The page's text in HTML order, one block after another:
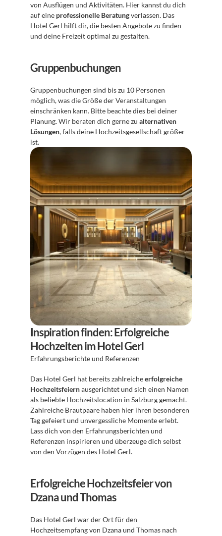
von Ausflügen und Aktivitäten. Hier kannst du dich
auf eine professionelle Beratung verlassen. Das
Hotel Gerl hilft dir, die besten Angebote zu finden
und deine Freizeit optimal zu gestalten.
Gruppenbuchungen
Gruppenbuchungen sind bis zu 10 Personen
möglich, was die Größe der Veranstaltungen
einschränken kann. Bitte beachte dies bei deiner
Planung. Wir beraten dich gerne zu alternativen
Lösungen, falls deine Hochzeitsgesellschaft größer
ist.
Inspiration finden: Erfolgreiche
Hochzeiten im Hotel Gerl
Erfahrungsberichte und Referenzen
Das Hotel Gerl hat bereits zahlreiche erfolgreiche
Hochzeitsfeiern ausgerichtet und sich einen Namen
als beliebte Hochzeitslocation in Salzburg gemacht.
Zahlreiche Brautpaare haben hier ihren besonderen
Tag gefeiert und unvergessliche Momente erlebt.
Lass dich von den Erfahrungsberichten und
Referenzen inspirieren und überzeuge dich selbst
von den Vorzügen des Hotel Gerl.
Erfolgreiche Hochzeitsfeier von
Dzana und Thomas
Das Hotel Gerl war der Ort für den
Hochzeitsempfang von Dzana und Thomas nach